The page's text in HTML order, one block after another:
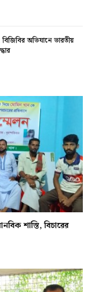
অভিযানে ভারতীয়
শাস্তি, বিচারের